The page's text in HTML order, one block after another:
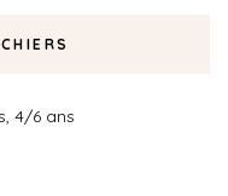
4/6 ans